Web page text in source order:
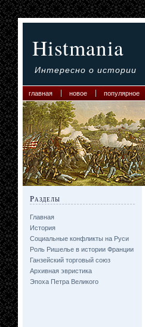
Histmania
Интересно о истории
главная новое популярное
Разделы
Главная
История
Социальные конфликты на Руси
Роль Ришелье в истории Франции
Ганзейский торговый союз
Архивная эвристика
Эпоха Петра Великого